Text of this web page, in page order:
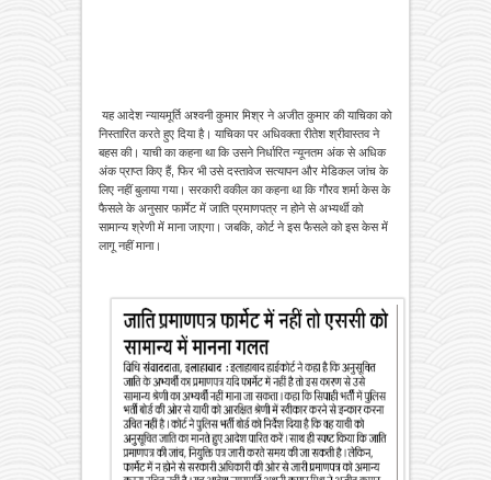
यह आदेश न्यायमूर्ति अश्वनी कुमार मिश्र ने अजीत कुमार की याचिका को
निस्तारित करते हुए दिया है। याचिका पर अधिवक्ता रीतेश श्रीवास्तव ने
बहस की। याची का कहना था कि उसने निर्धारित न्यूनतम अंक से अधिक
अंक प्राप्त किए हैं, फिर भी उसे दस्तावेज सत्यापन और मेडिकल जांच के
लिए नहीं बुलाया गया। सरकारी वकील का कहना था कि गौरव शर्मा केस के
फैसले के अनुसार फार्मेट में जाति प्रमाणपत्र न होने से अभ्यर्थी को
सामान्य श्रेणी में माना जाएगा। जबकि, कोर्ट ने इस फैसले को इस केस में
लागू नहीं माना।